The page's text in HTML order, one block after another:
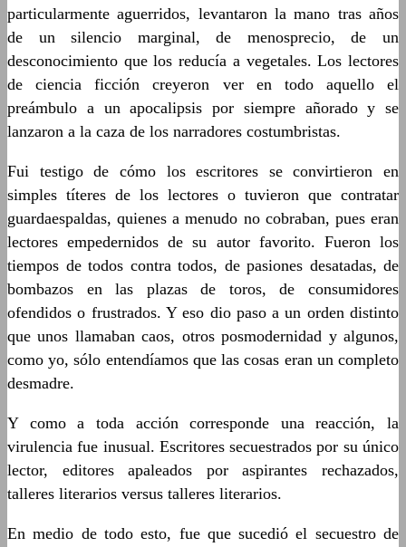
particularmente aguerridos, levantaron la mano tras años
de un silencio marginal, de menosprecio, de un
desconocimiento que los reducía a vegetales. Los lectores
de ciencia ficción creyeron ver en todo aquello el
preámbulo a un apocalipsis por siempre añorado y se
lanzaron a la caza de los narradores costumbristas.
Fui testigo de cómo los escritores se convirtieron en
simples títeres de los lectores o tuvieron que contratar
guardaespaldas, quienes a menudo no cobraban, pues eran
lectores empedernidos de su autor favorito. Fueron los
tiempos de todos contra todos, de pasiones desatadas, de
bombazos en las plazas de toros, de consumidores
ofendidos o frustrados. Y eso dio paso a un orden distinto
que unos llamaban caos, otros posmodernidad y algunos,
como yo, sólo entendíamos que las cosas eran un completo
desmadre.
Y como a toda acción corresponde una reacción, la
virulencia fue inusual. Escritores secuestrados por su único
lector, editores apaleados por aspirantes rechazados,
talleres literarios versus talleres literarios.
En medio de todo esto, fue que sucedió el secuestro de